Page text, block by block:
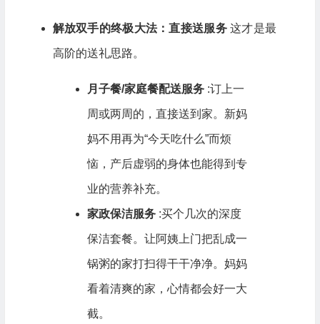
解放双手的终极大法：直接送服务这才是最
高阶的送礼思路。
月子餐/家庭餐配送服务 :订上一
周或两周的，直接送到家。新妈
妈不用再为“今天吃什么”而烦
恼，产后虚弱的身体也能得到专
业的营养补充。
家政保洁服务 :买个几次的深度
保洁套餐。让阿姨上门把乱成一
锅粥的家打扫得干干净净。妈妈
看着清爽的家，心情都会好一大
截。